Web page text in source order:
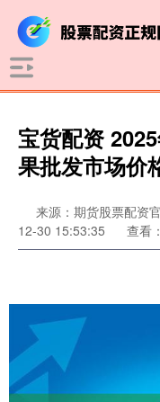
宝货配资
果批发市场价
来源：期货股票配资
12-30 15:53:35
查看